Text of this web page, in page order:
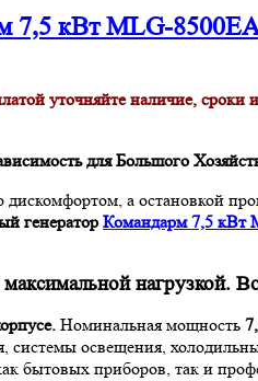
7,5 кВт MLG-
уточняйте наличие, сроки
для Большого
дискомфортом, а остановкой
генератор Командарм 7,5 кВт
нагрузкой.
Номинальная мощность
системы освещения,
бытовых приборов, так и